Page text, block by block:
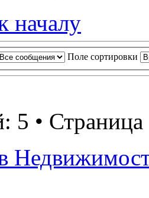
началу
Поле сортировки
5 • Страница